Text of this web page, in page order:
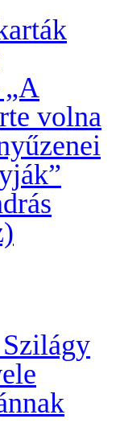
„A
volna